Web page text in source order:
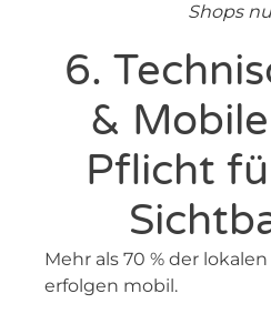
Shops
6.
&
Pflicht
Mehr als 70 % der
erfolgen mobil.